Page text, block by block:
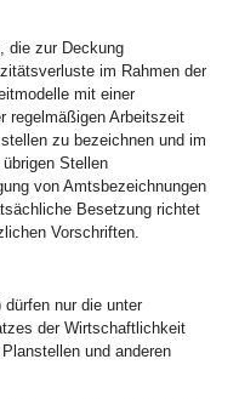
die zur Deckung
im Rahmen der
mit einer
regelmäßigen Arbeitszeit
zu bezeichnen und im
Stellen
von Amtsbezeichnungen
Besetzung richtet
Vorschriften.
dürfen nur die unter
der Wirtschaftlichkeit
und anderen